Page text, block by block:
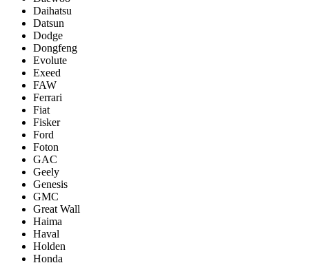
Daihatsu
Datsun
Dodge
Dongfeng
Evolute
Exeed
FAW
Ferrari
Fiat
Fisker
Ford
Foton
GAC
Geely
Genesis
GMC
Great Wall
Haima
Haval
Holden
Honda